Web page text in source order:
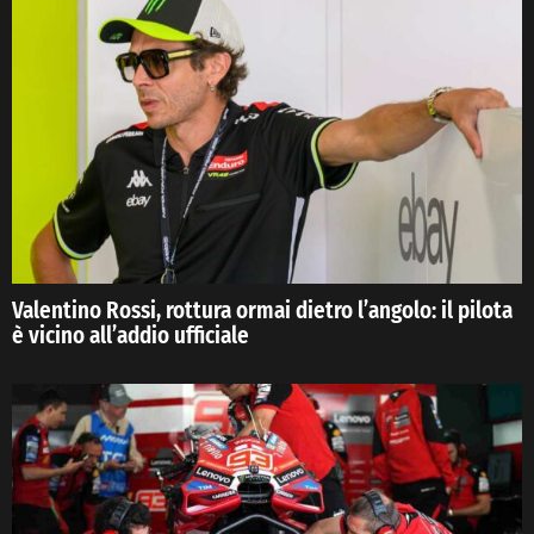
Valentino Rossi, rottura ormai dietro l’angolo: il pilota
è vicino all’addio ufficiale